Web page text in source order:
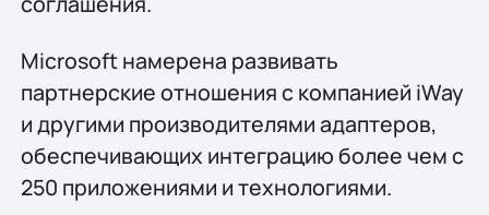
Microsoft намерена развивать
партнерские отношения с компанией iWay
и другими производителями адаптеров,
обеспечивающих интеграцию более чем с
250 приложениями и технологиями.